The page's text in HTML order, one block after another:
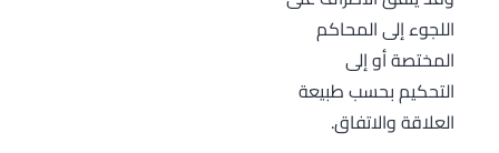
اللجوء إلى المحاكم
المختصة أو إلى
التحكيم بحسب طبيعة
العلاقة والاتفاق.